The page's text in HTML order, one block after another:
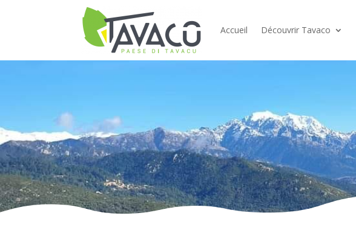
Accueil Découvrir Tavaco